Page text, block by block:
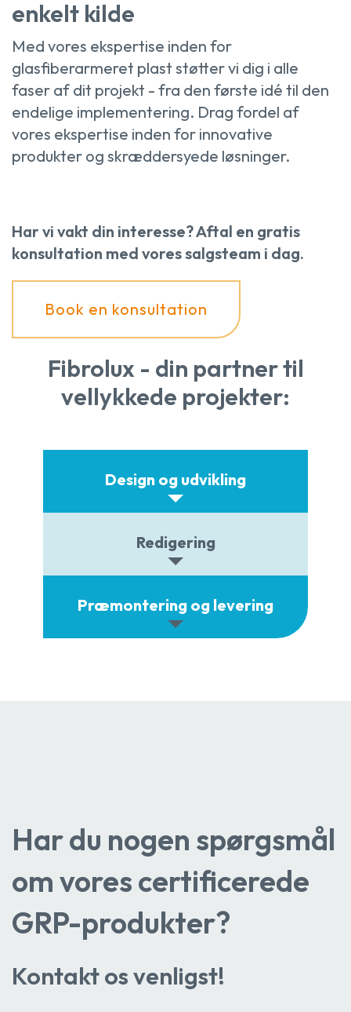
enkelt kilde
Med vores ekspertise inden for
glasfiberarmeret plast støtter vi dig i alle
faser af dit projekt - fra den første idé til den
endelige implementering. Drag fordel af
vores ekspertise inden for innovative
produkter og skræddersyede løsninger.
Har vi vakt din interesse? Aftal en gratis
konsultation med vores salgsteam i dag.
Book en konsultation
Fibrolux - din partner til
vellykkede projekter:
Design og udvikling
Redigering
Præmontering og levering
Har du nogen spørgsmål
om vores certificerede
GRP-produkter?
Kontakt os venligst!